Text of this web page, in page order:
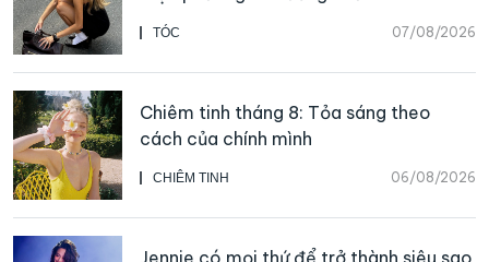
TÓC 07/08/2026
CHIÊM TINH 06/08/2026
Chiêm tinh tháng 8: Tỏa sáng theo
cách của chính mình
Jennie có mọi thứ để trở thành siêu sao